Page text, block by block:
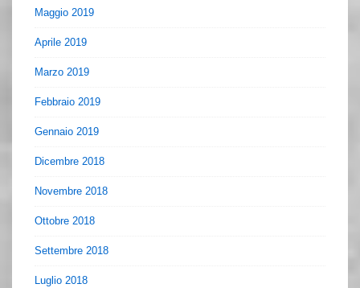
Maggio 2019
Aprile 2019
Marzo 2019
Febbraio 2019
Gennaio 2019
Dicembre 2018
Novembre 2018
Ottobre 2018
Settembre 2018
Luglio 2018